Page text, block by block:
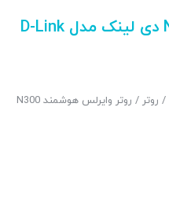
روتر وایرلس هوشمند N300 دی لینک مدل D-Link
/ روتر
/ روتر وایرلس هوشمند N300